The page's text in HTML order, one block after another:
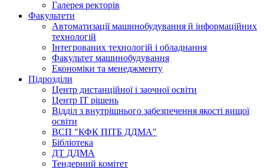
Галерея ректорів
Факультети
Автоматизації машинобудування й інформаційних
технологій
Інтегрованих технологій і обладнання
Факультет машинобудування
Економіки та менеджменту
Підрозділи
Центр дистанційної і заочної освіти
Центр ІТ рішень
Відділ з внутрішнього забезпечення якості вищої
освіти
ВСП "КФК ПІТБ ДДМА"
Бібліотека
ДТ ДДМА
Тендерний комітет